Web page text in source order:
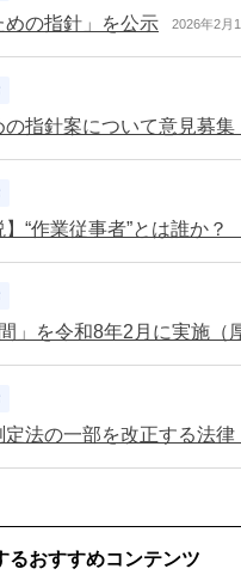
めの指針」を公示 2026年2月
指針案について意見募集
】“作業従事者”とは誰か
」を令和8年2月に実施（
るおすすめコンテンツ